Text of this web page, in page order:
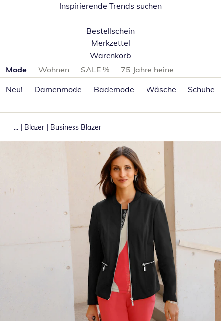
Inspirierende Trends suchen
Bestellschein
Merkzettel
Warenkorb
Produktkategorien überspringen
Mode Wohnen SALE %
75 Jahre heine
Neu!
Damenmode Bademode Wäsche Schuhe
... | Blazer | Business Blazer